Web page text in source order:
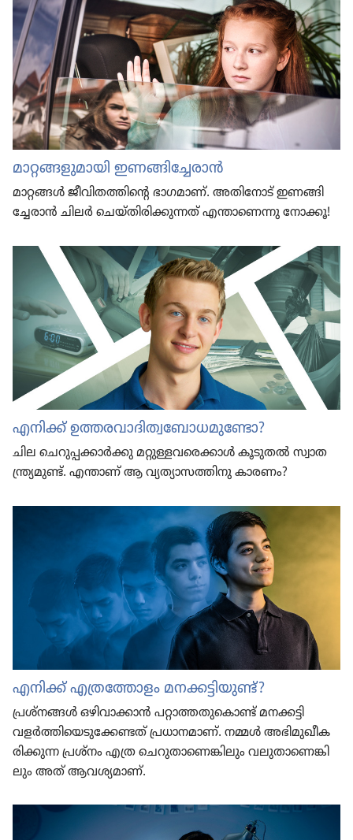
മാറ്റങ്ങ​ളു​മാ​യി ഇണങ്ങി​ച്ചേ​രാൻ
മാറ്റങ്ങൾ ജീവി​ത​ത്തി​ന്റെ ഭാഗമാണ്‌. അതി​നോട്‌ ഇണങ്ങി​
ച്ചേ​രാൻ ചിലർ ചെയ്‌തി​രി​ക്കു​ന്നത്‌ എന്താ​ണെന്നു നോക്കൂ!
എനിക്ക്‌ ഉത്തരവാദിത്വബോധമുണ്ടോ?
ചില ചെറു​പ്പ​ക്കാർക്കു മറ്റുള്ള​വ​രെ​ക്കാൾ കൂടുതൽ സ്വാത​
ന്ത്ര്യ​മുണ്ട്‌. എന്താണ്‌ ആ വ്യത്യാ​സ​ത്തി​നു കാരണം?
എനിക്ക്‌ എത്ര​ത്തോ​ളം മനക്കട്ടി​യുണ്ട്‌?
പ്രശ്‌നങ്ങൾ ഒഴിവാ​ക്കാൻ പറ്റാത്ത​തു​കൊണ്ട്‌ മനക്കട്ടി
വളർത്തി​യെ​ടു​ക്കേ​ണ്ടത്‌ പ്രധാ​ന​മാണ്‌. നമ്മൾ അഭിമു​ഖീ​ക​
രി​ക്കുന്ന പ്രശ്‌നം എത്ര ചെറു​താ​ണെ​ങ്കി​ലും വലുതാ​ണെ​ങ്കി​
ലും അത്‌ ആവശ്യ​മാണ്‌.